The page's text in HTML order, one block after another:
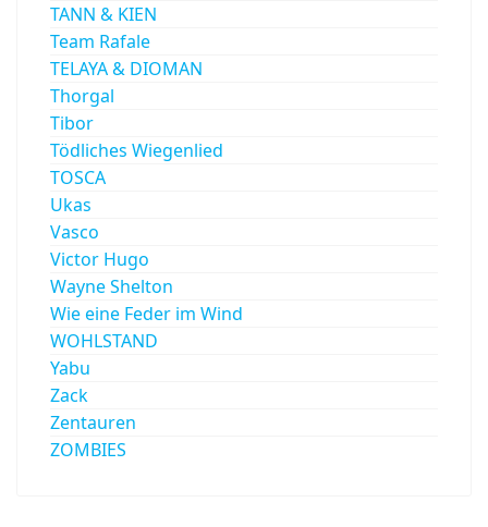
TANN & KIEN
Team Rafale
TELAYA & DIOMAN
Thorgal
Tibor
Tödliches Wiegenlied
TOSCA
Ukas
Vasco
Victor Hugo
Wayne Shelton
Wie eine Feder im Wind
WOHLSTAND
Yabu
Zack
Zentauren
ZOMBIES